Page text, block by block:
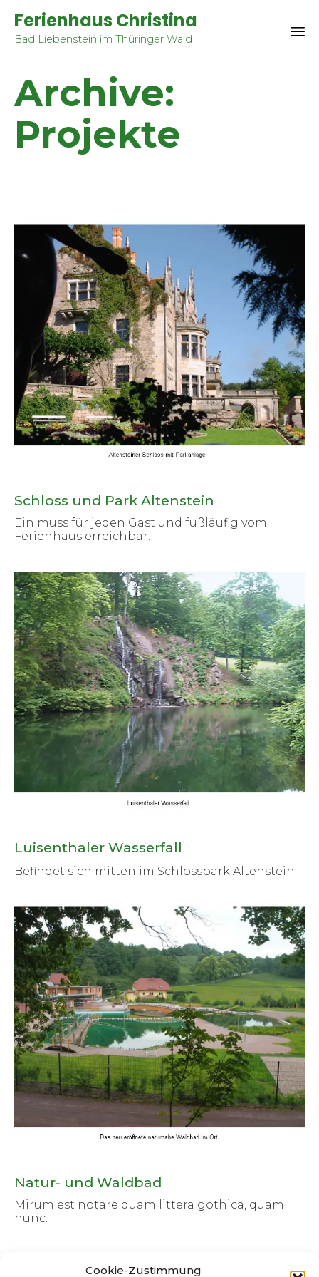
Cookie-Zustimmung
Ferienhaus Christina
Bad Liebenstein im Thüringer Wald
Archive:
Projekte
Schloss und Park Altenstein
Ein muss für jeden Gast und fußläufig vom
Ferienhaus erreichbar.
Luisenthaler Wasserfall
Befindet sich mitten im Schlosspark Altenstein
Natur- und Waldbad
Mirum est notare quam littera gothica, quam
nunc.